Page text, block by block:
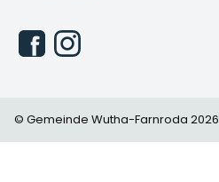
© Gemeinde Wutha-Farnroda 2026